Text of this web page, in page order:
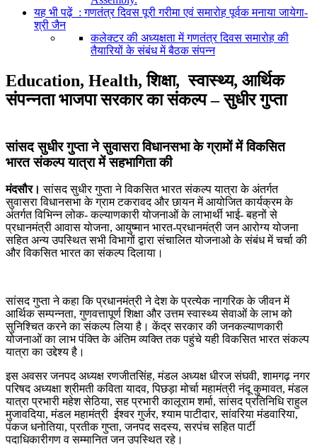
यह भी पढ़ें : गणतंत्र दिवस पूरी गरीमा एवं समारोह पूर्वक मनाया जायेगा-
श्री जैन
कलेक्टर की अध्यक्षता में गणतंत्र दिवस समारोह की
तैयारियों के संबंध में बैठक संपन्न
Education, Health, शिक्षा, स्वास्थ्य, आर्थिक
संपन्नता भाजपा सरकार का संकल्प – सुधीर गुप्ता
सांसद सुधीर गुप्ता ने सुवासरा विधानसभा के ग्रामों में विकसित
भारत संकल्प यात्रा में सहभागिता की
मंदसौर। सांसद सुधीर गुप्ता ने विकसित भारत संकल्प यात्रा के अंतर्गत
सुवासरा विधानसभा के ग्राम टकरावद और छायन में आयोजित कार्यक्रम के
अंतर्गत विभिन्न लोक- कल्याणकारी योजनाओं के लाभार्थी भाई- बहनों से
प्रधानमंत्री आवास योजना, आयुष्मान भारत-प्रधानमंत्री जन आरोग्य योजना
सहित अन्य उपस्थित सभी विभागों द्वारा संचालित योजनाओ के संबंध में चर्चा की
और विकसित भारत का संकल्प दिलाया।
सांसद गुप्ता ने कहा कि प्रधानमंत्री ने देश के प्रत्येक नागरिक के जीवन में
आर्थिक सम्पन्नता, गुणवत्तापूर्ण शिक्षा और उत्तम स्वास्थ्य सेवाओं के लाभ को
सुनिश्चित करने का संकल्प लिया है। केंद्र सरकार की जनकल्याणकारी
योजनाओं का लाभ पंक्ति के अंतिम व्यक्ति तक पहुंचे यही विकसित भारत संकल्प
यात्रा का उद्देश्य है।
इस अवसर जनपद अध्यक्ष रणजीतसिंह, मंडल अध्यक्ष धीरज संघवी, शामगढ़ नगर
परिषद अध्यक्षा श्रीमती कविता यादव, पिछड़ा मोर्चा महामंत्री नंदू कुमावत, मंडल
यात्रा प्रभारी महेश सेठिया, सह प्रभारी कालूराम शर्मा, सांसद प्रतिनिधि राहुल
मुजावदिया, मंडल महामंत्री ईश्वर गुर्जर, श्याम पाटीदार, सांवरिया मंडवारिया,
पंकज धनोतिया, प्रतीक गुप्ता, जनपद सदस्य, सरपंच सहित पार्टी
पदाधिकारीगण व सम्मानित जन उपस्थित रहे।